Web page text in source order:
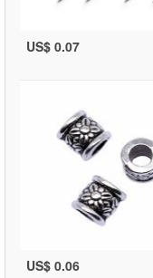
US$ 0.07
US$ 0.06